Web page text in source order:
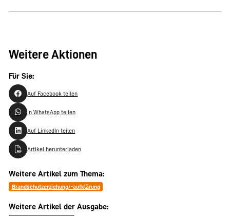
Weitere Aktionen
Für Sie:
Auf Facebook teilen
In WhatsApp teilen
Auf LinkedIn teilen
Artikel herunterladen
Weitere Artikel zum Thema:
Brandschutzerziehung/-aufklärung
Weitere Artikel der Ausgabe: